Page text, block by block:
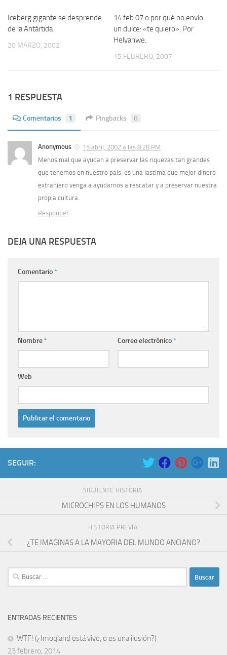
Iceberg gigante se desprende
de la Antártida
20 MARZO, 2002
14 feb 07 o por qué no envío
un dulce: «te quiero». Por
Helyanwe.
15 FEBRERO, 2007
1 RESPUESTA
Comentarios 1 Pingbacks 0
Anonymous
15 abril, 2002 a las 8:28 PM
Menos mal que ayudan a preservar las riquezas tan grandes
que tenemos en nuestro pais. es una lastima que mejor dinero
extranjero venga a ayudarnos a rescatar y a preservar nuestra
propia cultura.
Responder
DEJA UNA RESPUESTA
Comentario*
Nombre* Correo electrónico*
Web
SEGUIR:
SIGUIENTE HISTORIA
MICROCHIPS EN LOS HUMANOS
HISTORIA PREVIA
¿TE IMAGINAS A LA MAYORIA DEL MUNDO ANCIANO?
Buscar:
ENTRADAS RECIENTES
WTF! (¿Imoqland está vivo, o es una ilusión?)
23 febrero, 2014